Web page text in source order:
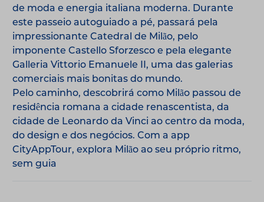
de moda e energia italiana moderna. Durante
este passeio autoguiado a pé, passará pela
impressionante Catedral de Milão, pelo
imponente Castello Sforzesco e pela elegante
Galleria Vittorio Emanuele II, uma das galerias
comerciais mais bonitas do mundo.
Pelo caminho, descobrirá como Milão passou de
residência romana a cidade renascentista, da
cidade de Leonardo da Vinci ao centro da moda,
do design e dos negócios. Com a app
CityAppTour, explora Milão ao seu próprio ritmo,
sem guia